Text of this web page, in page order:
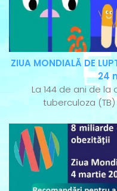
ZIUA MONDIALĂ DE
24
La 144 de ani de
tuberculoza